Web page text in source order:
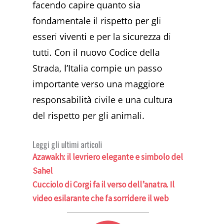
facendo capire quanto sia
fondamentale il rispetto per gli
esseri viventi e per la sicurezza di
tutti. Con il nuovo Codice della
Strada, l’Italia compie un passo
importante verso una maggiore
responsabilità civile e una cultura
del rispetto per gli animali.
Leggi gli ultimi articoli
Azawakh: il levriero elegante e simbolo del
Sahel
Cucciolo di Corgi fa il verso dell’anatra. Il
video esilarante che fa sorridere il web